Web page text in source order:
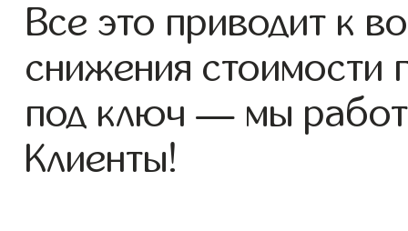
Все это приводит к
снижения стоимости
под ключ — мы
Клиенты!